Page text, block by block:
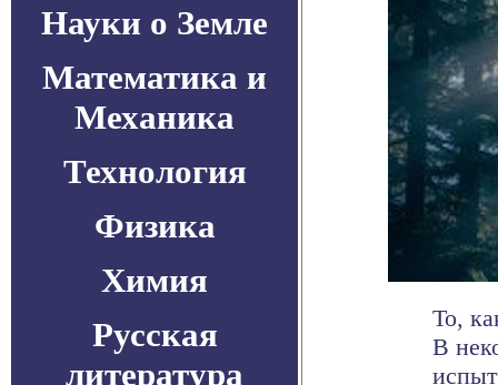
Науки о Земле
Математика и
Механика
Технология
Физика
Химия
Русская
литература
То,
В